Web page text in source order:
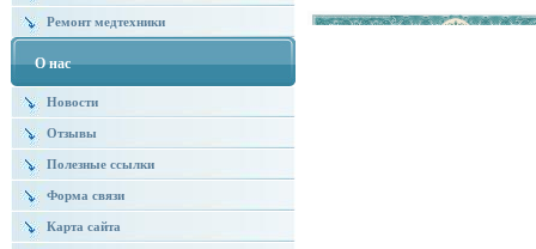
Ремонт медтехники
О нас
Новости
Отзывы
Полезные ссылки
Форма связи
Карта сайта